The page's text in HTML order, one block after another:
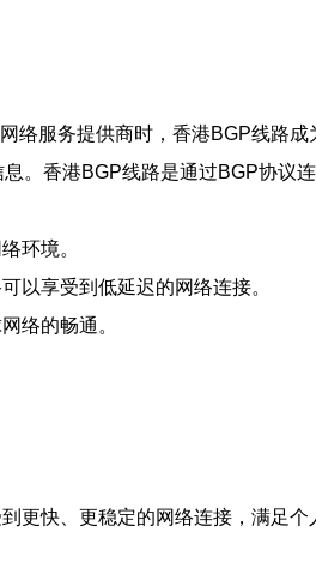
服务提供商时，香港BGP线路成
。香港BGP线路是通过BGP协议
环境。
以享受到低延迟的网络连接。
络的畅通。
更快、更稳定的网络连接，满足个